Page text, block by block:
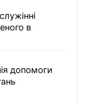
в
допомоги